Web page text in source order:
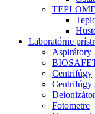
Laboratórne
Aspirátory
Centrifúgy
Centrifúgy
Fotometre